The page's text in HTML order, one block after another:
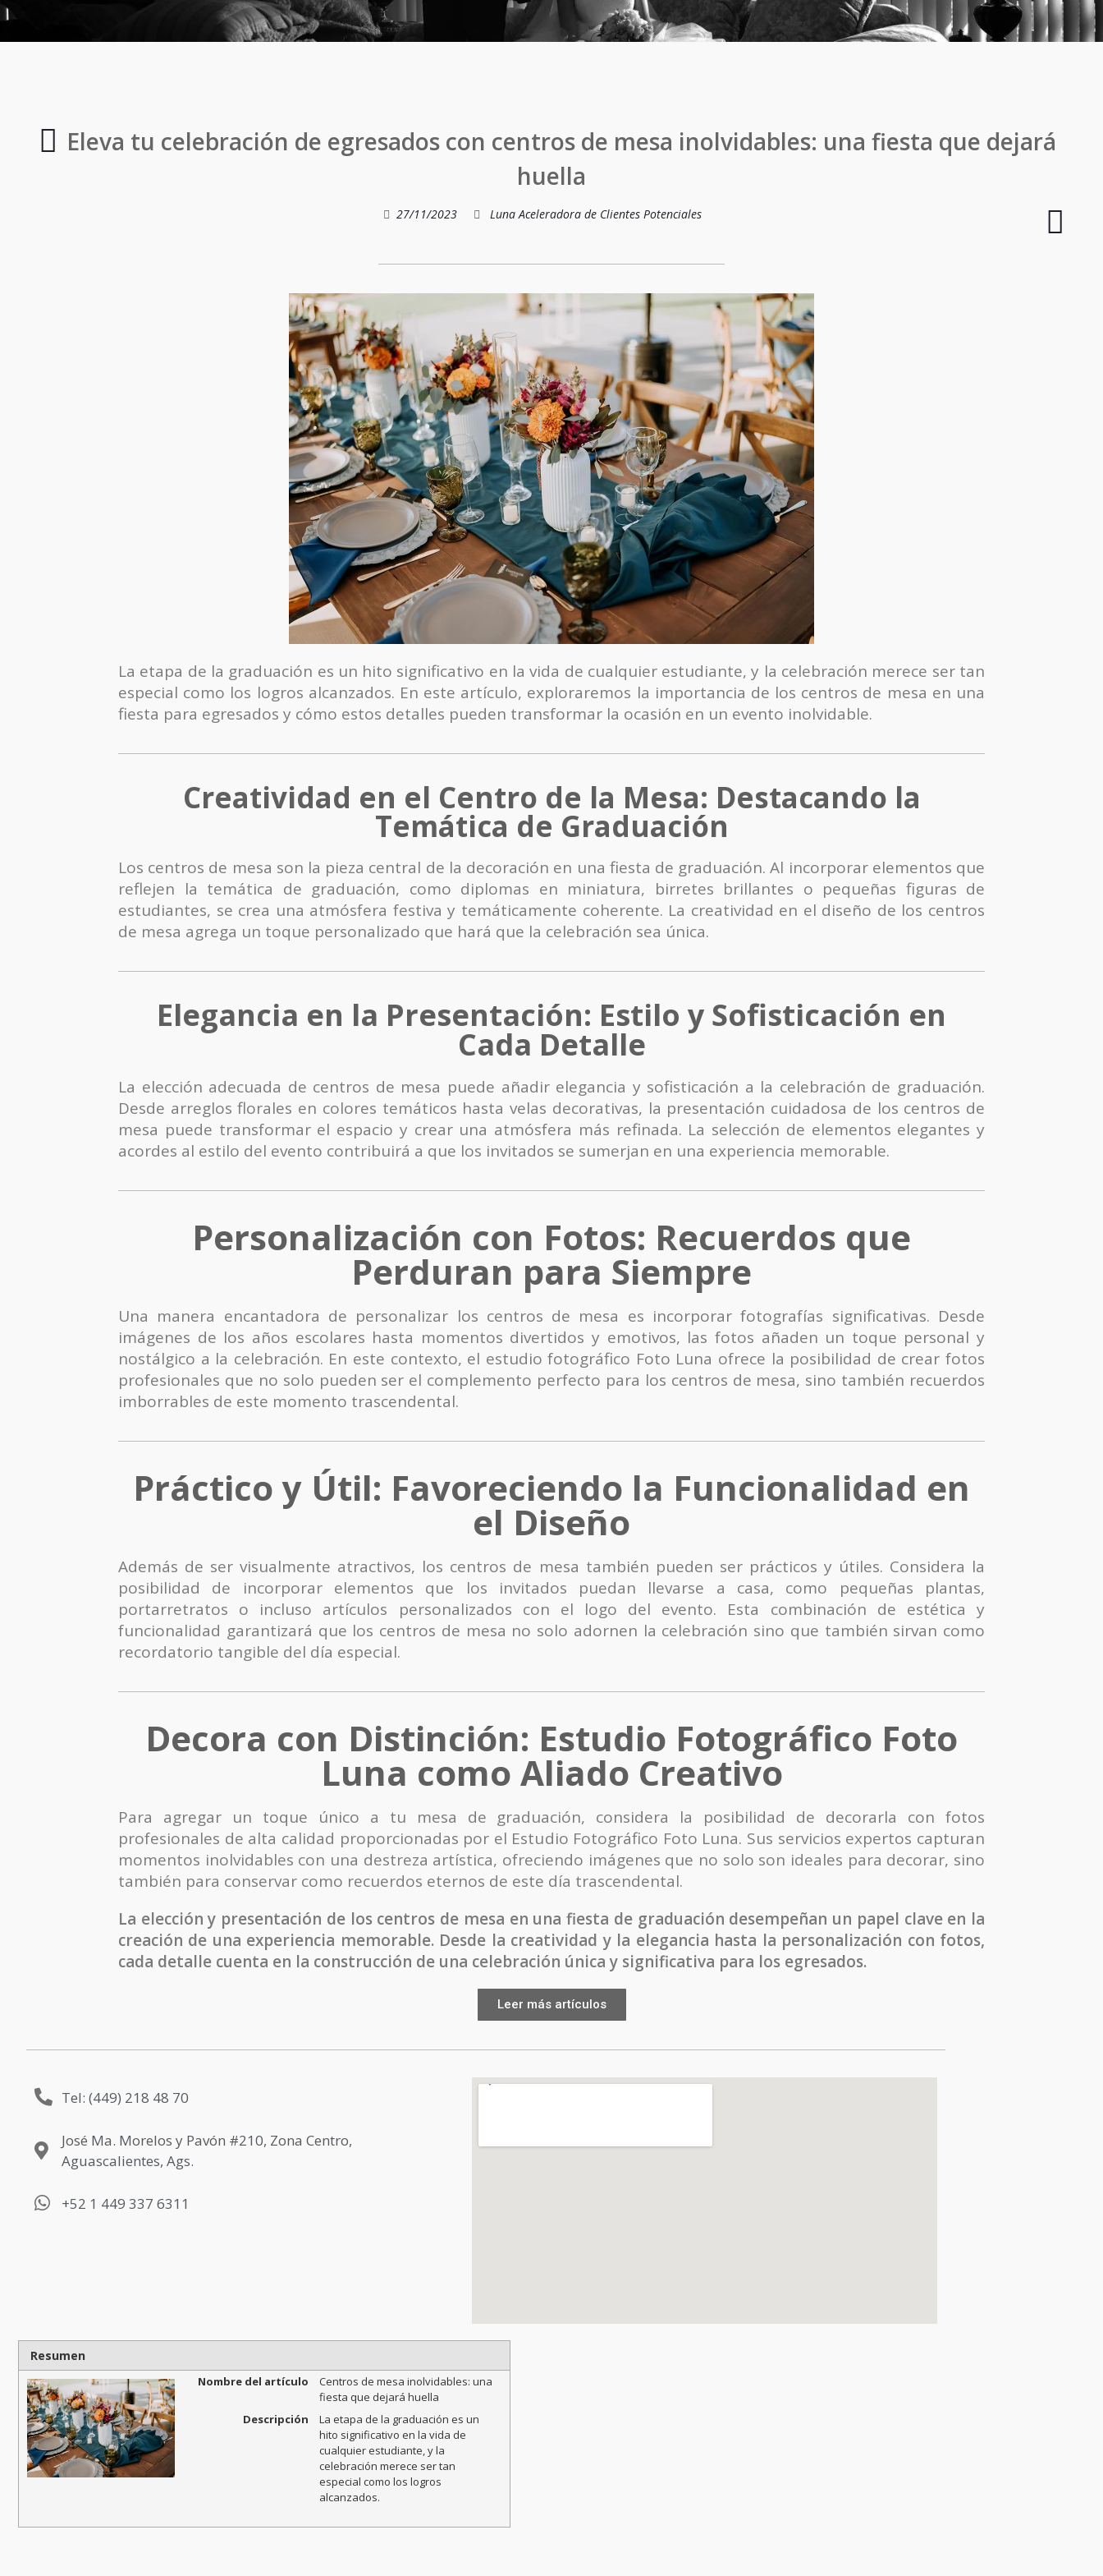
Eleva tu celebración de egresados con centros de mesa inolvidables: una fiesta que dejará
huella
27/11/2023 Luna Aceleradora de Clientes Potenciales
La etapa de la graduación es un hito significativo en la vida de cualquier estudiante, y la celebración merece ser tan
especial como los logros alcanzados. En este artículo, exploraremos la importancia de los centros de mesa en una
fiesta para egresados y cómo estos detalles pueden transformar la ocasión en un evento inolvidable.
Creatividad en el Centro de la Mesa: Destacando la
Temática de Graduación
Los centros de mesa son la pieza central de la decoración en una fiesta de graduación. Al incorporar elementos que
reflejen la temática de graduación, como diplomas en miniatura, birretes brillantes o pequeñas figuras de
estudiantes, se crea una atmósfera festiva y temáticamente coherente. La creatividad en el diseño de los centros
de mesa agrega un toque personalizado que hará que la celebración sea única.
Elegancia en la Presentación: Estilo y Sofisticación en
Cada Detalle
La elección adecuada de centros de mesa puede añadir elegancia y sofisticación a la celebración de graduación.
Desde arreglos florales en colores temáticos hasta velas decorativas, la presentación cuidadosa de los centros de
mesa puede transformar el espacio y crear una atmósfera más refinada. La selección de elementos elegantes y
acordes al estilo del evento contribuirá a que los invitados se sumerjan en una experiencia memorable.
Personalización con Fotos: Recuerdos que
Perduran para Siempre
Una manera encantadora de personalizar los centros de mesa es incorporar fotografías significativas. Desde
imágenes de los años escolares hasta momentos divertidos y emotivos, las fotos añaden un toque personal y
nostálgico a la celebración. En este contexto, el estudio fotográfico Foto Luna ofrece la posibilidad de crear fotos
profesionales que no solo pueden ser el complemento perfecto para los centros de mesa, sino también recuerdos
imborrables de este momento trascendental.
Práctico y Útil: Favoreciendo la Funcionalidad en
el Diseño
Además de ser visualmente atractivos, los centros de mesa también pueden ser prácticos y útiles. Considera la
posibilidad de incorporar elementos que los invitados puedan llevarse a casa, como pequeñas plantas,
portarretratos o incluso artículos personalizados con el logo del evento. Esta combinación de estética y
funcionalidad garantizará que los centros de mesa no solo adornen la celebración sino que también sirvan como
recordatorio tangible del día especial.
Decora con Distinción: Estudio Fotográfico Foto
Luna como Aliado Creativo
Para agregar un toque único a tu mesa de graduación, considera la posibilidad de decorarla con fotos
profesionales de alta calidad proporcionadas por el Estudio Fotográfico Foto Luna. Sus servicios expertos capturan
momentos inolvidables con una destreza artística, ofreciendo imágenes que no solo son ideales para decorar, sino
también para conservar como recuerdos eternos de este día trascendental.
La elección y presentación de los centros de mesa en una fiesta de graduación desempeñan un papel clave en la
creación de una experiencia memorable. Desde la creatividad y la elegancia hasta la personalización con fotos,
cada detalle cuenta en la construcción de una celebración única y significativa para los egresados.
Leer más artículos
Tel: (449) 218 48 70
José Ma. Morelos y Pavón #210, Zona Centro,
Aguascalientes, Ags.
+52 1 449 337 6311
Resumen
Nombre del artículo
Centros de mesa inolvidables: una
fiesta que dejará huella
Descripción
La etapa de la graduación es un
hito significativo en la vida de
cualquier estudiante, y la
celebración merece ser tan
especial como los logros
alcanzados.